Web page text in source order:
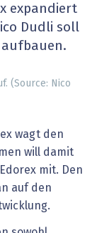
expandiert
Dudli soll
(Source: Nico
wagt den
will damit
mit. Den
auf den